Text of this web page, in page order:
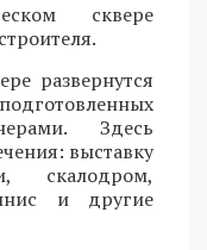
сквере
развернутся
Здесь
выставку
скалодром,
и другие